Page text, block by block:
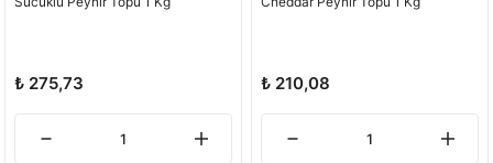
₺ 275,73 ₺ 210,08